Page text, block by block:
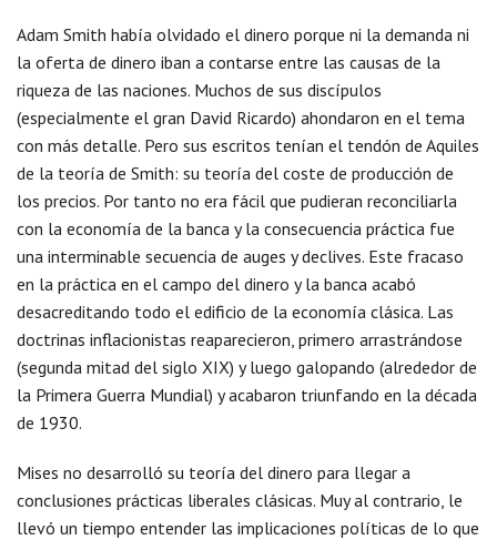
Adam Smith había olvidado el dinero porque ni la demanda ni
la oferta de dinero iban a contarse entre las causas de la
riqueza de las naciones. Muchos de sus discípulos
(especialmente el gran David Ricardo) ahondaron en el tema
con más detalle. Pero sus escritos tenían el tendón de Aquiles
de la teoría de Smith: su teoría del coste de producción de
los precios. Por tanto no era fácil que pudieran reconciliarla
con la economía de la banca y la consecuencia práctica fue
una interminable secuencia de auges y declives. Este fracaso
en la práctica en el campo del dinero y la banca acabó
desacreditando todo el edificio de la economía clásica. Las
doctrinas inflacionistas reaparecieron, primero arrastrándose
(segunda mitad del siglo XIX) y luego galopando (alrededor de
la Primera Guerra Mundial) y acabaron triunfando en la década
de 1930.
Mises no desarrolló su teoría del dinero para llegar a
conclusiones prácticas liberales clásicas. Muy al contrario, le
llevó un tiempo entender las implicaciones políticas de lo que